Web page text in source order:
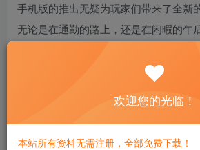
手机版的推出无疑为玩家们带来了全新
无论是在通勤的路上，还是在闲暇的午
进入这个充满速度与激情的世界，感
文将带你深入了解《地平线5》手机版
欢迎您的光临！
本站所有资料无需注册，全部免费下载！